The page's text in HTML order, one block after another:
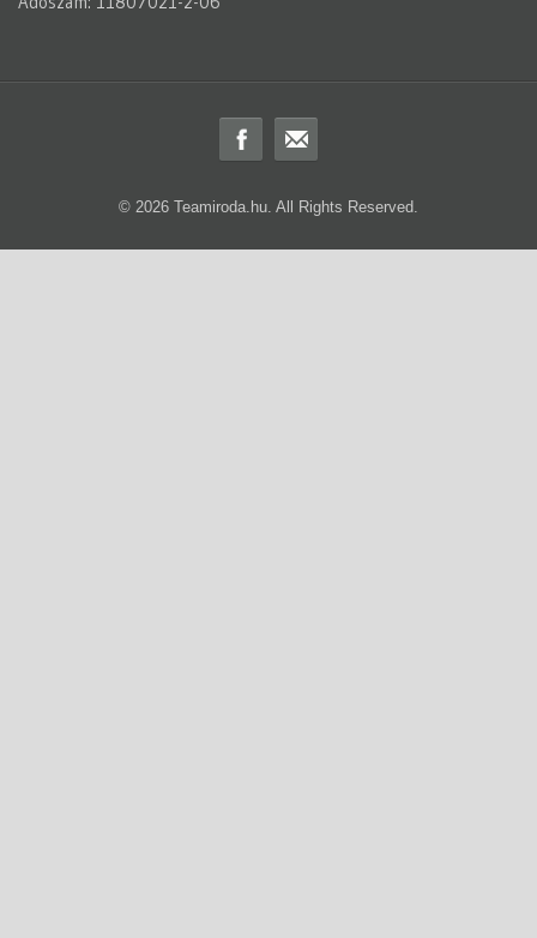
© 2026 Teamiroda.hu. All Rights Reserved.